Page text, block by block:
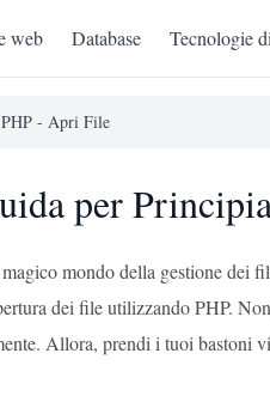
web Database Tecnologie
PHP - Apri File
per
mondo della gestione dei
dei file utilizzando PHP.
Allora, prendi i tuoi bastoni